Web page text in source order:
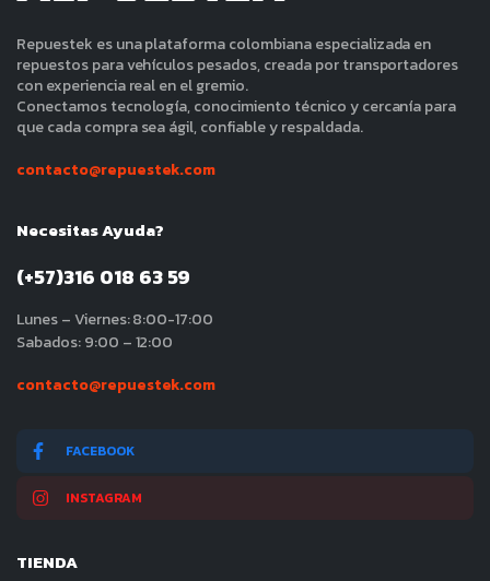
Repuestek es una plataforma colombiana especializada en
repuestos para vehículos pesados, creada por transportadores
con experiencia real en el gremio.
Conectamos tecnología, conocimiento técnico y cercanía para
que cada compra sea ágil, confiable y respaldada.
contacto@repuestek.com
Necesitas Ayuda?
(+57)316 018 63 59
Lunes – Viernes: 8:00-17:00
Sabados: 9:00 – 12:00
contacto@repuestek.com
FACEBOOK
INSTAGRAM
TIENDA